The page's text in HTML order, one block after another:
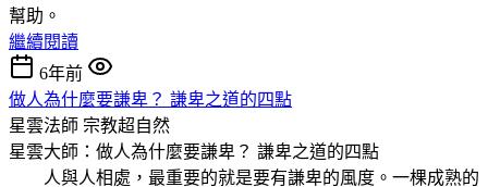
幫助。
繼續閱讀
6年前
做人為什麼要謙卑？ 謙卑之道的四點
星雲法師 宗教超自然
星雲大師：做人為什麼要謙卑？ 謙卑之道的四點
人與人相處，最重要的就是要有謙卑的風度。一棵成熟的